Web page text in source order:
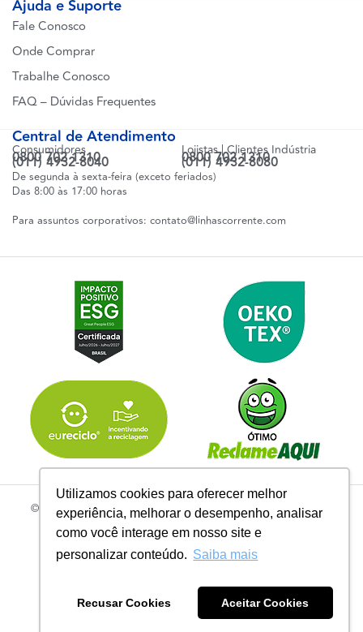
Utilizamos cookies para oferecer melhor
experiência, melhorar o desempenho, analisar
como você interage em nosso site e
personalizar conteúdo. Saiba mais
Recusar Cookies Aceitar Cookies
Ajuda e Suporte
Fale Conosco
Onde Comprar
Trabalhe Conosco
FAQ – Dúvidas Frequentes
Central de Atendimento
Consumidores
0800 702 1310
(011) 4932-8040
Lojistas | Clientes Indústria
0800 702 1310
(011) 4932-8080
De segunda à sexta-feira (exceto feriados)
Das 8:00 às 17:00 horas
Para assuntos corporativos: contato@linhascorrente.com
© 2026 | Todos os Direitos Reservados Linhas Corrente - CNPJ
R. do Manifesto, 705 - Ipiranga, São Paulo - SP, 04209-000